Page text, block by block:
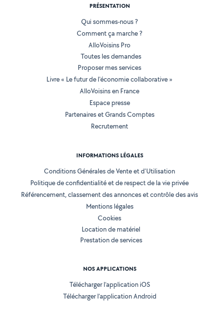
PRÉSENTATION
Qui sommes-nous ?
Comment ça marche ?
AlloVoisins Pro
Toutes les demandes
Proposer mes services
Livre « Le futur de l'économie collaborative »
AlloVoisins en France
Espace presse
Partenaires et Grands Comptes
Recrutement
INFORMATIONS LÉGALES
Conditions Générales de Vente et d'Utilisation
Politique de confidentialité et de respect de la vie privée
Référencement, classement des annonces et contrôle des avis
Mentions légales
Cookies
Location de matériel
Prestation de services
NOS APPLICATIONS
Télécharger l’application iOS
Télécharger l’application Android